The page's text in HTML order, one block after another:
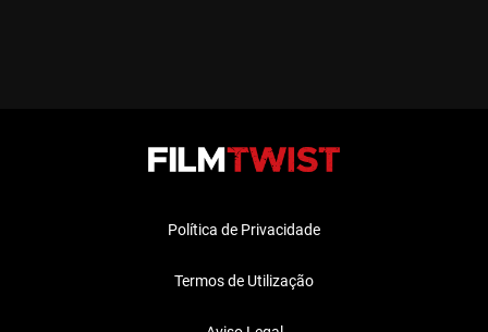
Política de Privacidade
Termos de Utilização